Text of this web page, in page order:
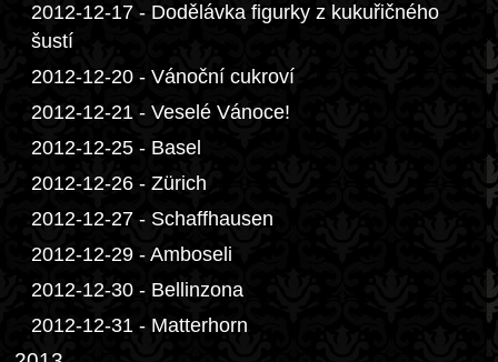
2012-12-17 - Dodělávka figurky z kukuřičného
šustí
2012-12-20 - Vánoční cukroví
2012-12-21 - Veselé Vánoce!
2012-12-25 - Basel
2012-12-26 - Zürich
2012-12-27 - Schaffhausen
2012-12-29 - Amboseli
2012-12-30 - Bellinzona
2012-12-31 - Matterhorn